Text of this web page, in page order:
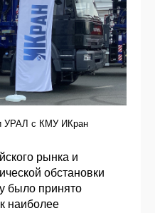
УРАЛ с КМУ ИКран
рынка и
обстановки
было принято
наиболее